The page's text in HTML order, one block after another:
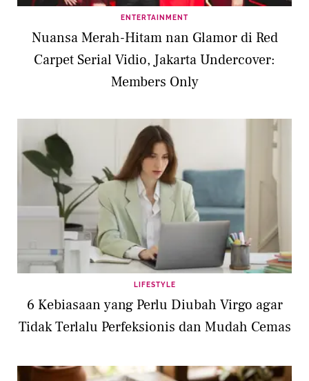
ENTERTAINMENT
Nuansa Merah-Hitam nan Glamor di Red
Carpet Serial Vidio, Jakarta Undercover:
Members Only
LIFESTYLE
6 Kebiasaan yang Perlu Diubah Virgo agar
Tidak Terlalu Perfeksionis dan Mudah Cemas